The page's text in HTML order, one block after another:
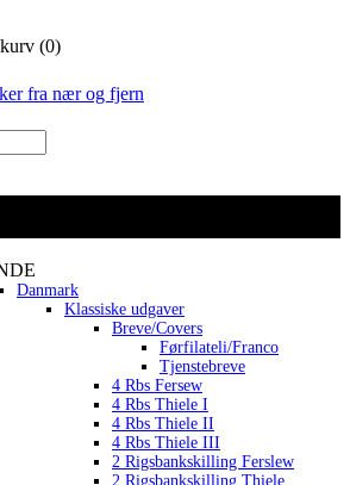
(0)
Danmark
Klassiske udgaver
Breve/Covers
Førfilateli/Franco
Tjenstebreve
4 Rbs Fersew
4 Rbs Thiele I
4 Rbs Thiele II
4 Rbs Thiele III
2 Rigsbankskilling Ferslew
2 Rigsbankskilling Thiele